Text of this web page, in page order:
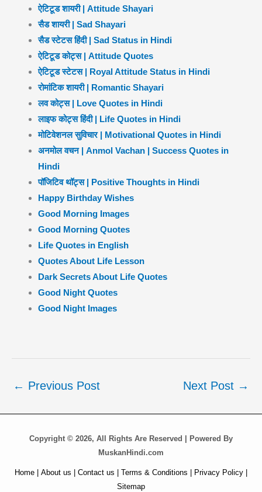
ऐटिटूड शायरी | Attitude Shayari
सैड शायरी | Sad Shayari
सैड स्टेटस हिंदी | Sad Status in Hindi
ऐटिटूड कोट्स | Attitude Quotes
ऐटिटूड स्टेटस | Royal Attitude Status in Hindi
रोमांटिक शायरी | Romantic Shayari
लव कोट्स | Love Quotes in Hindi
लाइफ कोट्स हिंदी | Life Quotes in Hindi
मोटिवेशनल सुविचार | Motivational Quotes in Hindi
अनमोल वचन | Anmol Vachan | Success Quotes in
Hindi
पॉजिटिव थॉट्स | Positive Thoughts in Hindi
Happy Birthday Wishes
Good Morning Images
Good Morning Quotes
Life Quotes in English
Quotes About Life Lesson
Dark Secrets About Life Quotes
Good Night Quotes
Good Night Images
← Previous Post Next Post →
Copyright © 2026, All Rights Are Reserved | Powered By
MuskanHindi.com
Home | About us | Contact us | Terms & Conditions | Privacy Policy |
Sitemap